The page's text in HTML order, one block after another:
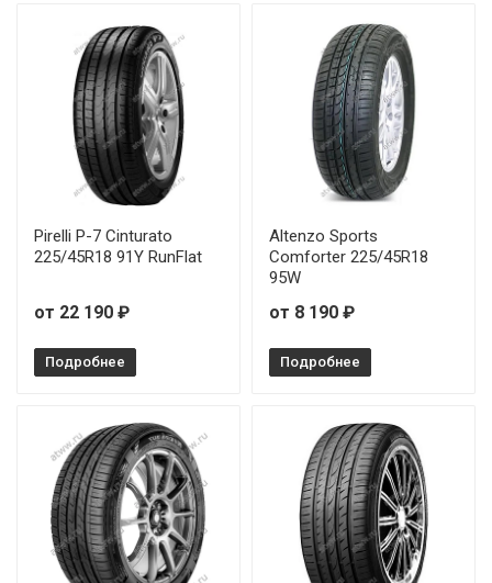
Arivo Ultra ARZ5 225/45R18 95W
Arivo Ultra ARZ5 225/50R18 99W
Arivo Ultra ARZ5 225/55R16 99W
Arivo Ultra ARZ5 225/55R17 101W
Arivo Ultra ARZ5 225/55R18 102W
Arivo Ultra ARZ5 225/55R19 99V
Arivo Ultra ARZ5 235/30R20 88W
Arivo Ultra ARZ5 235/35R20 92W
Arivo Ultra ARZ5 235/40R18 95W
Arivo Ultra ARZ5 235/45R17 97W
Pirelli P-7 Cinturato
225/45R18 91Y RunFlat
от 22 190 ₽
Подробнее
Altenzo Sports
Comforter 225/45R18
95W
от 8 190 ₽
Подробнее